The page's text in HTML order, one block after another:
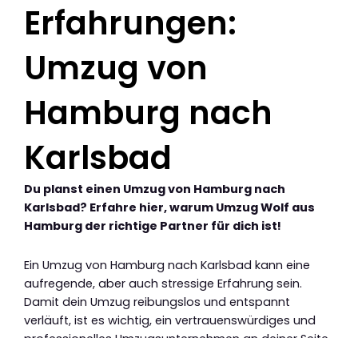
Erfahrungen:
Umzug von
Hamburg nach
Karlsbad
Du planst einen Umzug von Hamburg nach
Karlsbad? Erfahre hier, warum Umzug Wolf aus
Hamburg der richtige Partner für dich ist!
Ein Umzug von Hamburg nach Karlsbad kann eine
aufregende, aber auch stressige Erfahrung sein.
Damit dein Umzug reibungslos und entspannt
verläuft, ist es wichtig, ein vertrauenswürdiges und